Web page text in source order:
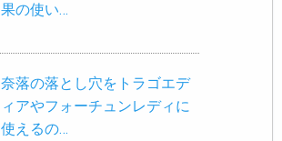
果の使い…
奈落の落とし穴をトラゴエデ
ィアやフォーチュンレディに
使えるの…